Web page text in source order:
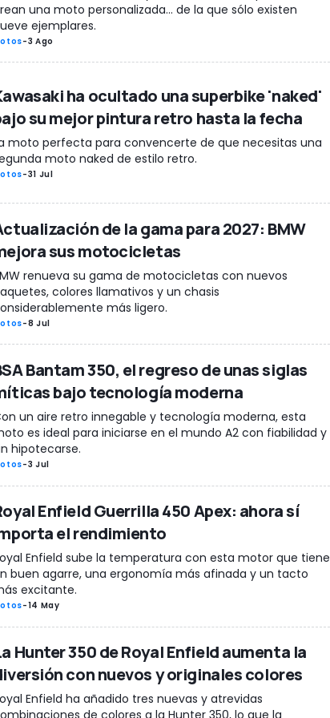
una moto personalizada... de la que sólo existen
ejemplares.
-3 Ago
ha ocultado una superbike 'naked'
su mejor pintura retro hasta la fecha
moto perfecta para convencerte de que necesitas una
moto naked de estilo retro.
-31 Jul
de la gama para 2027: BMW
sus motocicletas
renueva su gama de motocicletas con nuevos
colores llamativos y un chasis
más ligero.
-8 Jul
Bantam 350, el regreso de unas siglas
bajo tecnología moderna
un aire retro innegable y tecnología moderna, esta
es ideal para iniciarse en el mundo A2 con fiabilidad y
hipotecarse.
-3 Jul
Enfield Guerrilla 450 Apex: ahora sí
el rendimiento
Enfield sube la temperatura con esta motor que tiene
buen agarre, una ergonomía más afinada y un tacto
excitante.
-14 May
Hunter 350 de Royal Enfield aumenta la
con nuevos y originales colores
Enfield ha añadido tres nuevas y atrevidas